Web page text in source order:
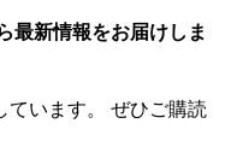
最新情報をお届けしま
ています。 ぜひご購読